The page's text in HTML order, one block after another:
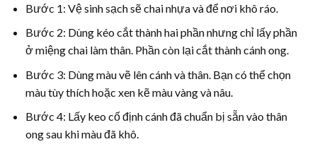
Bước 1: Vệ sinh sạch sẽ chai nhựa và để nơi khô ráo.
Bước 2: Dùng kéo cắt thành hai phần nhưng chỉ lấy phần
ở miệng chai làm thân. Phần còn lại cắt thành cánh ong.
Bước 3: Dùng màu vẽ lên cánh và thân. Bạn có thể chọn
màu tùy thích hoặc xen kẽ màu vàng và nâu.
Bước 4: Lấy keo cố định cánh đã chuẩn bị sẵn vào thân
ong sau khi màu đã khô.